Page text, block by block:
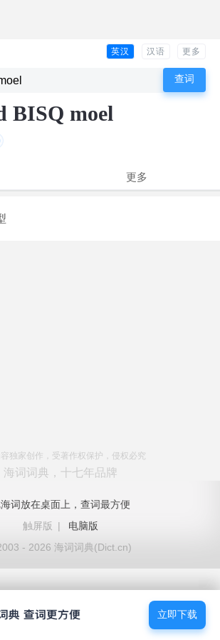
英汉 汉语 更多
BISQ moel
更多
独家创作，受著作权保护，侵权必究
海词词典，十七年品牌
词放在桌面上，查词最方便
触屏版
|
电脑版
- 2026 海词词典(Dict.cn)
立即下载
立即下载